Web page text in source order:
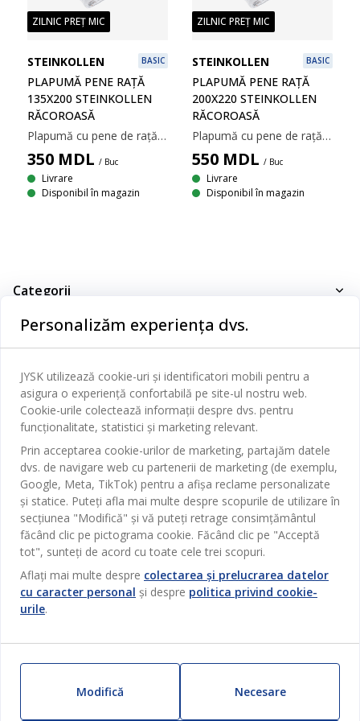
ZILNIC PREȚ MIC
STEINKOLLEN BASIC
PLAPUMĂ PENE RAȚĂ
135X200 STEINKOLLEN
RĂCOROASĂ
Plapumă cu pene de rață 135x200 cm cu umplutură din 100% pene de rață, 770 g. Țesătură moale din 100% microfibră de poliester. Construcție sub formă de cusături pătrate ce asigură o bună distribuire a umpluturii. Calitatea umpluturii 125. Temperatură spălare: 40°C
350 MDL / Buc
Livrare
Disponibil în magazin
ZILNIC PREȚ MIC
STEINKOLLEN BASIC
PLAPUMĂ PENE RAȚĂ
200X220 STEINKOLLEN
RĂCOROASĂ
Plapumă cu pene de rață 200x220 cm cu umplutură din 100% pene de rață, 1250 g. Țesătură moale din 100% microfibră de poliester. Construcție sub formă de cusături pătrate ce asigură o bună distribuire a umpluturii. Calitatea umpluturii 125. Temperatură spălare: 40°C.
550 MDL / Buc
Livrare
Disponibil în magazin
Categorii
Dormitor
Birou
Sufragerie
Bucătărie
Depozitare
Perdele
Grădină
Outlet
Contact Relații Clienți
Magazine și program
Broșură
Termeni si conditii vânzări online
Garantia prețului
Garanția Produselor
Politica de confidentialitate
Card cadou
Beneficii pentru clienți
Livrare
JYSK
Despre JYSK
JYSK.com
Presă
Locuri de muncă
Newsletter
Inspirație
JYSK BUSINESS TO BUSINESS
Sustenabilitate
SEDIU CENTRAL
TAROL-DD S.R.L. str. Jubiliara, 41A mun. Chișinău, Republica
Moldova
JYSK BUSINESS TO BUSINESS
Vânzări și relații clienți persoane juridice
E-mail: jysk@jysk.md
JYSK RELAȚII CLIENȚI
Contact Relații Clienți
Telefon: 022 022 030
E-mail: support@jysk.md
Urmărește Jysk
Personalizăm experiența dvs.
JYSK utilizează cookie-uri și identificatori mobili pentru a
asigura o experiență confortabilă pe site-ul nostru web.
Cookie-urile colectează informații despre dvs. pentru
funcționalitate, statistici și marketing relevant.
Prin acceptarea cookie-urilor de marketing, partajăm datele
dvs. de navigare web cu partenerii de marketing (de exemplu,
Google, Meta, TikTok) pentru a afișa reclame personalizate
și statice. Puteți afla mai multe despre scopurile de utilizare în
secțiunea "Modifică" și vă puteți retrage consimțământul
făcând clic pe pictograma cookie. Făcând clic pe "Acceptă
tot", sunteți de acord cu toate cele trei scopuri.
Aflați mai multe despre colectarea și prelucrarea datelor
cu caracter personal și despre politica privind cookie-
urile.
Modifică Necesare